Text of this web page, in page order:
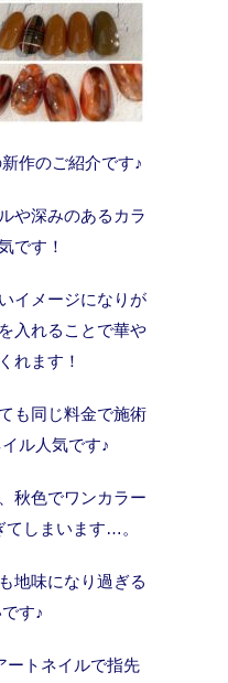
作のご紹介です♪
や深みのあるカラ
です！
イメージになりが
入れることで華や
れます！
も同じ料金で施術
ル人気です♪
秋色でワンカラー
しまいます…。
地味になり過ぎる
す♪
ートネイルで指先